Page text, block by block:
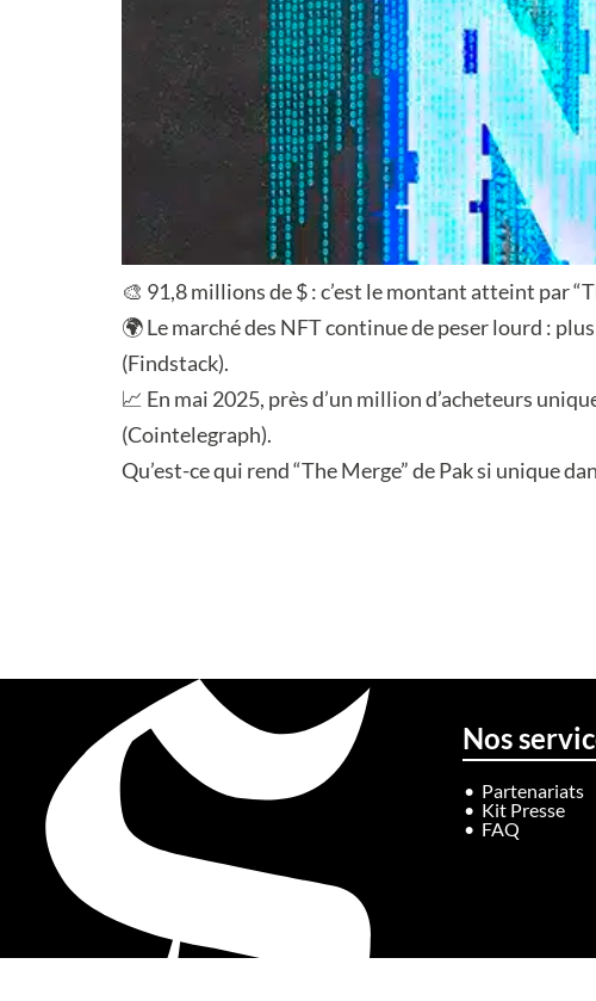
🎨 91,8 millions de $ : c’est le montant atteint par
🌍 Le marché des NFT continue de peser lourd :
(Findstack).
📈 En mai 2025, près d’un million d’acheteurs
(Cointelegraph).
Qu’est-ce qui rend “The Merge” de Pak si unique
Nos
Partenariats
Kit Presse
FAQ